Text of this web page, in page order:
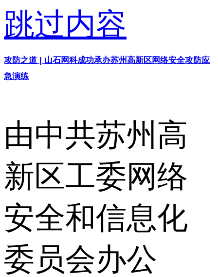
跳过内容
攻防之道 | 山石网科成功承办苏州高新区网络安全攻防应
急演练
由中共苏州高
新区工委网络
安全和信息化
委员会办公